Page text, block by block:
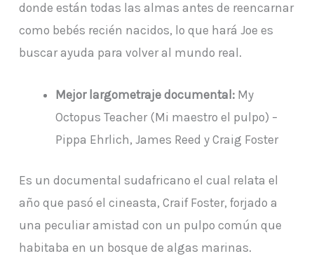
donde están todas las almas antes de reencarnar
como bebés recién nacidos, lo que hará Joe es
buscar ayuda para volver al mundo real.
Mejor largometraje documental:My
Octopus Teacher (Mi maestro el pulpo) –
Pippa Ehrlich, James Reed y Craig Foster
Es un documental sudafricano el cual relata el
año que pasó el cineasta, Craif Foster, forjado a
una peculiar amistad con un pulpo común que
habitaba en un bosque de algas marinas.